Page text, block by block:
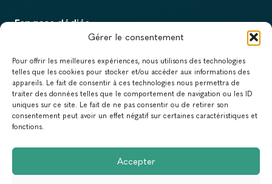
Gérer le consentement
Pour offrir les meilleures expériences, nous utilisons des technologies
telles que les cookies pour stocker et/ou accéder aux informations des
appareils. Le fait de consentir à ces technologies nous permettra de
traiter des données telles que le comportement de navigation ou les ID
uniques sur ce site. Le fait de ne pas consentir ou de retirer son
consentement peut avoir un effet négatif sur certaines caractéristiques et
fonctions.
Accepter
Espaces dédiés
RECRUTEMENT
ACTUALITÉS
NEWSLETTER
Newsletter
Abonnez-vous à la newsletter du Réseau Action Climat.